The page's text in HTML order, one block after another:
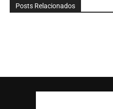
Posts Relacionados